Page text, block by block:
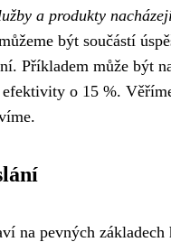
a produkty
být součástí
Příkladem může být
efektivity o 15 %.
na pevných